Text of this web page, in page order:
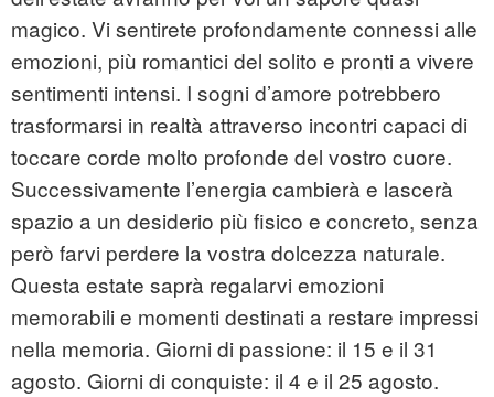
magico. Vi sentirete profondamente connessi alle
emozioni, più romantici del solito e pronti a vivere
sentimenti intensi. I sogni d’amore potrebbero
trasformarsi in realtà attraverso incontri capaci di
toccare corde molto profonde del vostro cuore.
Successivamente l’energia cambierà e lascerà
spazio a un desiderio più fisico e concreto, senza
però farvi perdere la vostra dolcezza naturale.
Questa estate saprà regalarvi emozioni
memorabili e momenti destinati a restare impressi
nella memoria. Giorni di passione: il 15 e il 31
agosto. Giorni di conquiste: il 4 e il 25 agosto.